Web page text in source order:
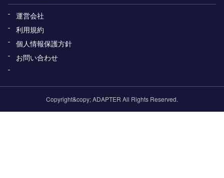
運営会社
利用規約
個人情報保護方針
お問い合わせ
Copyright&copy; ADAPTER All Rights Reserved.